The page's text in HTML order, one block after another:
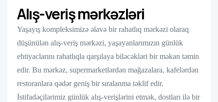
Alış-veriş mərkəzləri
Yaşayış kompleksimizə əlavə bir rahatlıq mərkəzi olaraq
düşünülən alış-veriş mərkəzi, yaşayanlarımızın günlük
ehtiyaclarını rahatlıqla qarşılaya biləcəkləri bir məkan təmin
edir. Bu mərkəz, supermarketlərdən mağazalara, kafelərdən
restoranlara qədər geniş bir sıralanma təklif edir.
İstifadəçilərimiz günlük alış-verişlərini etmək, dostları ilə bir